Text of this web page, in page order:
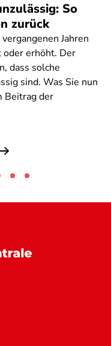
So
zurück
Jahren
erhöht. Der
dass solche
sind. Was Sie nun
Beitrag der